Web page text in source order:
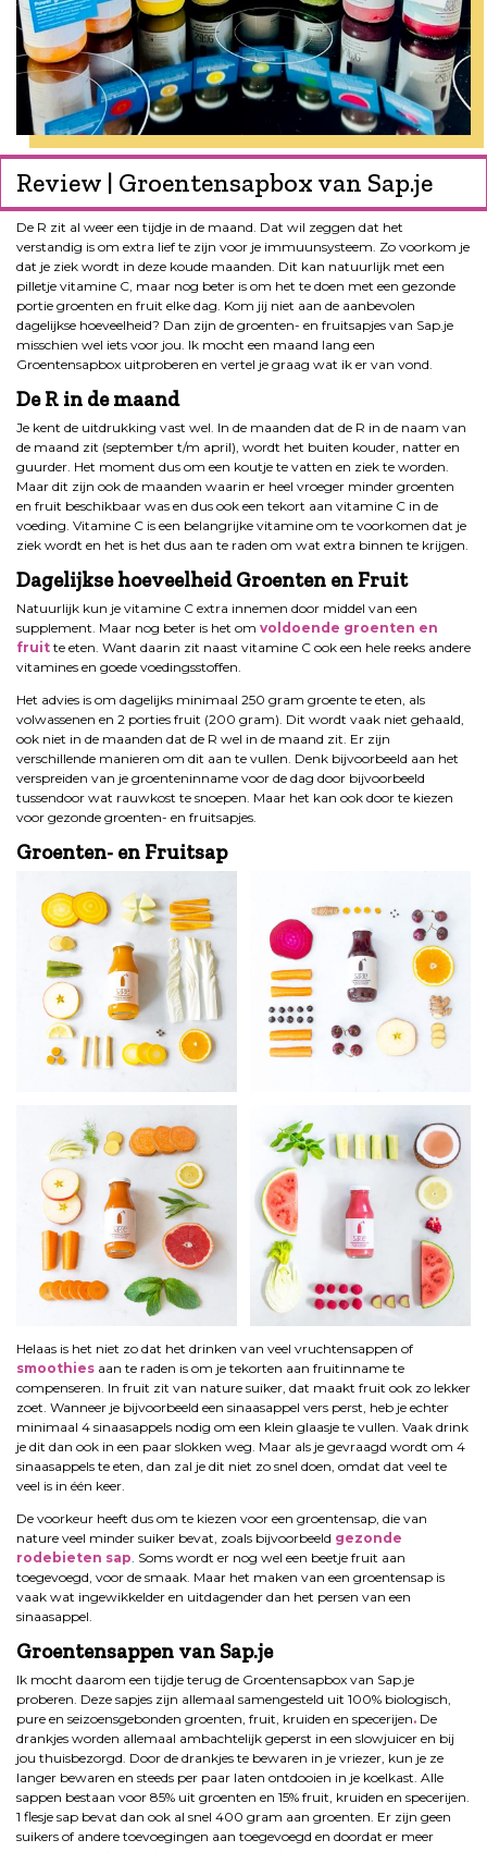
Review | Groentensapbox van Sap.je
De R zit al weer een tijdje in de maand. Dat wil zeggen dat het
verstandig is om extra lief te zijn voor je immuunsysteem. Zo voorkom je
dat je ziek wordt in deze koude maanden. Dit kan natuurlijk met een
pilletje vitamine C, maar nog beter is om het te doen met een gezonde
portie groenten en fruit elke dag. Kom jij niet aan de aanbevolen
dagelijkse hoeveelheid? Dan zijn de groenten- en fruitsapjes van Sap.je
misschien wel iets voor jou. Ik mocht een maand lang een
Groentensapbox uitproberen en vertel je graag wat ik er van vond.
De R in de maand
Je kent de uitdrukking vast wel. In de maanden dat de R in de naam van
de maand zit (september t/m april), wordt het buiten kouder, natter en
guurder. Het moment dus om een koutje te vatten en ziek te worden.
Maar dit zijn ook de maanden waarin er heel vroeger minder groenten
en fruit beschikbaar was en dus ook een tekort aan vitamine C in de
voeding. Vitamine C is een belangrijke vitamine om te voorkomen dat je
ziek wordt en het is het dus aan te raden om wat extra binnen te krijgen.
Dagelijkse hoeveelheid Groenten en Fruit
Natuurlijk kun je vitamine C extra innemen door middel van een
supplement. Maar nog beter is het om voldoende groenten en
fruit te eten. Want daarin zit naast vitamine C ook een hele reeks andere
vitamines en goede voedingsstoffen.
Het advies is om dagelijks minimaal 250 gram groente te eten, als
volwassenen en 2 porties fruit (200 gram). Dit wordt vaak niet gehaald,
ook niet in de maanden dat de R wel in de maand zit. Er zijn
verschillende manieren om dit aan te vullen. Denk bijvoorbeeld aan het
verspreiden van je groenteninname voor de dag door bijvoorbeeld
tussendoor wat rauwkost te snoepen. Maar het kan ook door te kiezen
voor gezonde groenten- en fruitsapjes.
Groenten- en Fruitsap
Helaas is het niet zo dat het drinken van veel vruchtensappen of
smoothies aan te raden is om je tekorten aan fruitinname te
compenseren. In fruit zit van nature suiker, dat maakt fruit ook zo lekker
zoet. Wanneer je bijvoorbeeld een sinaasappel vers perst, heb je echter
minimaal 4 sinaasappels nodig om een klein glaasje te vullen. Vaak drink
je dit dan ook in een paar slokken weg. Maar als je gevraagd wordt om 4
sinaasappels te eten, dan zal je dit niet zo snel doen, omdat dat veel te
veel is in één keer.
De voorkeur heeft dus om te kiezen voor een groentensap, die van
nature veel minder suiker bevat, zoals bijvoorbeeld gezonde
rodebieten sap. Soms wordt er nog wel een beetje fruit aan
toegevoegd, voor de smaak. Maar het maken van een groentensap is
vaak wat ingewikkelder en uitdagender dan het persen van een
sinaasappel.
Groentensappen van Sap.je
Ik mocht daarom een tijdje terug de Groentensapbox van Sap.je
proberen. Deze sapjes zijn allemaal samengesteld uit 100% biologisch,
pure en seizoensgebonden groenten, fruit, kruiden en specerijen. De
drankjes worden allemaal ambachtelijk geperst in een slowjuicer en bij
jou thuisbezorgd. Door de drankjes te bewaren in je vriezer, kun je ze
langer bewaren en steeds per paar laten ontdooien in je koelkast. Alle
sappen bestaan voor 85% uit groenten en 15% fruit, kruiden en specerijen.
1 flesje sap bevat dan ook al snel 400 gram aan groenten. Er zijn geen
suikers of andere toevoegingen aan toegevoegd en doordat er meer